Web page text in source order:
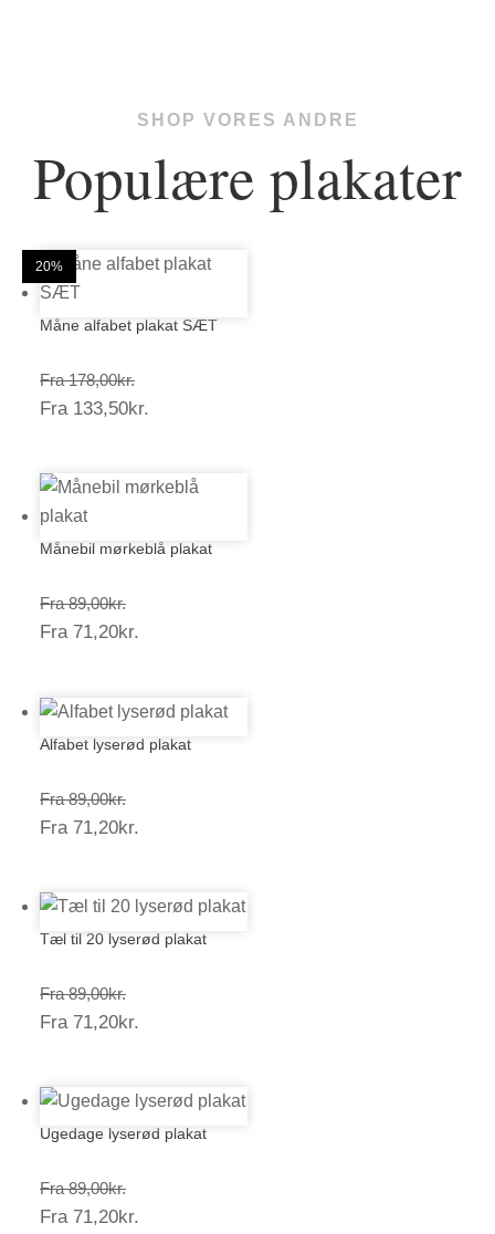
SHOP VORES ANDRE
Populære plakater
25%
Måne alfabet plakat SÆT
Fra 178,00kr.Prisinterval:
178,00kr.
Fra 133,50kr.
20%
Månebil mørkeblå plakat
Fra 89,00kr.Prisinterval:
89,00kr.
Fra 71,20kr.
20%
Alfabet lyserød plakat
Fra 89,00kr.Prisinterval:
89,00kr.
Fra 71,20kr.
20%
Tæl til 20 lyserød plakat
Fra 89,00kr.Prisinterval:
89,00kr.
Fra 71,20kr.
20%
Ugedage lyserød plakat
Fra 89,00kr.Prisinterval:
89,00kr.
Fra 71,20kr.
20%
20%
20%
20%
20%
20%
20%